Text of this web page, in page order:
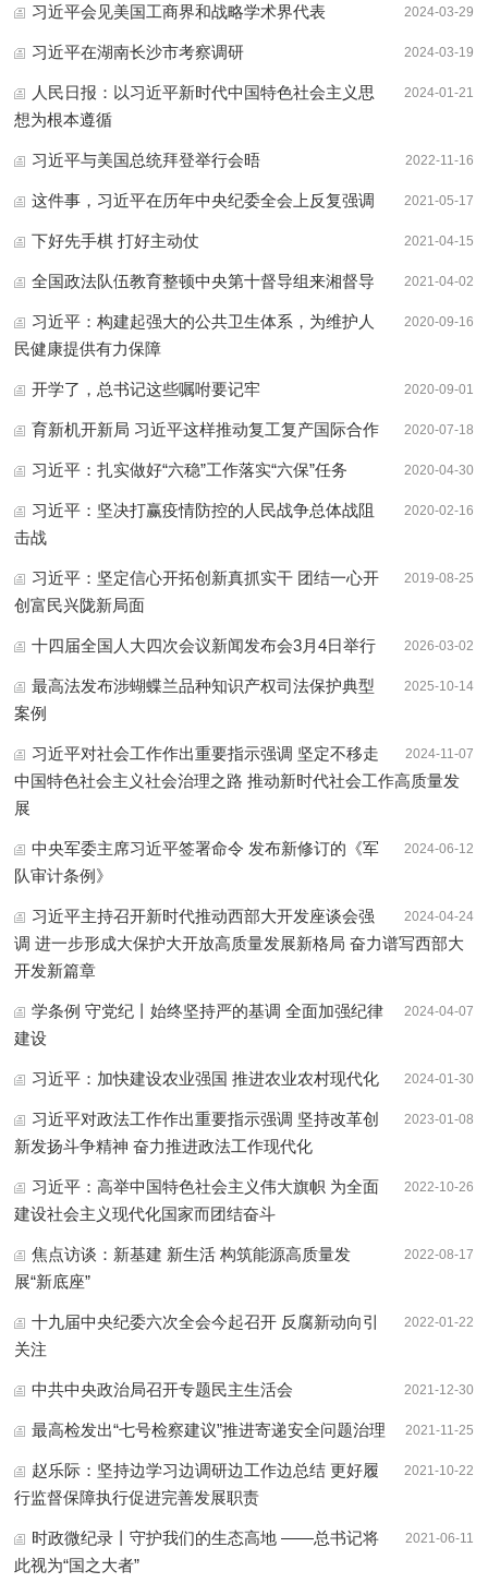
2024-03-29
习近平会见美国工商界和战略学术界代表
2024-03-19
习近平在湖南长沙市考察调研
2024-01-21
人民日报：以习近平新时代中国特色社会主义思
想为根本遵循
2022-11-16
习近平与美国总统拜登举行会晤
2021-05-17
这件事，习近平在历年中央纪委全会上反复强调
2021-04-15
下好先手棋 打好主动仗
2021-04-02
全国政法队伍教育整顿中央第十督导组来湘督导
2020-09-16
习近平：构建起强大的公共卫生体系，为维护人
民健康提供有力保障
2020-09-01
开学了，总书记这些嘱咐要记牢
2020-07-18
育新机开新局 习近平这样推动复工复产国际合作
2020-04-30
习近平：扎实做好“六稳”工作落实“六保”任务
2020-02-16
习近平：坚决打赢疫情防控的人民战争总体战阻
击战
2019-08-25
习近平：坚定信心开拓创新真抓实干 团结一心开
创富民兴陇新局面
2026-03-02
十四届全国人大四次会议新闻发布会3月4日举行
2025-10-14
最高法发布涉蝴蝶兰品种知识产权司法保护典型
案例
2024-11-07
习近平对社会工作作出重要指示强调 坚定不移走
中国特色社会主义社会治理之路 推动新时代社会工作高质量发
展
2024-06-12
中央军委主席习近平签署命令 发布新修订的《军
队审计条例》
2024-04-24
习近平主持召开新时代推动西部大开发座谈会强
调 进一步形成大保护大开放高质量发展新格局 奋力谱写西部大
开发新篇章
2024-04-07
学条例 守党纪丨始终坚持严的基调 全面加强纪律
建设
2024-01-30
习近平：加快建设农业强国 推进农业农村现代化
2023-01-08
习近平对政法工作作出重要指示强调 坚持改革创
新发扬斗争精神 奋力推进政法工作现代化
2022-10-26
习近平：高举中国特色社会主义伟大旗帜 为全面
建设社会主义现代化国家而团结奋斗
2022-08-17
焦点访谈：新基建 新生活 构筑能源高质量发
展“新底座”
2022-01-22
十九届中央纪委六次全会今起召开 反腐新动向引
关注
2021-12-30
中共中央政治局召开专题民主生活会
2021-11-25
最高检发出“七号检察建议”推进寄递安全问题治理
2021-10-22
赵乐际：坚持边学习边调研边工作边总结 更好履
行监督保障执行促进完善发展职责
2021-06-11
时政微纪录丨守护我们的生态高地 ——总书记将
此视为“国之大者”